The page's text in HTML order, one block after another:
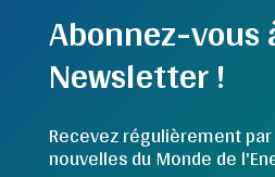
Abonnez-vous
Newsletter !
Recevez régulièrement
nouvelles du Monde de